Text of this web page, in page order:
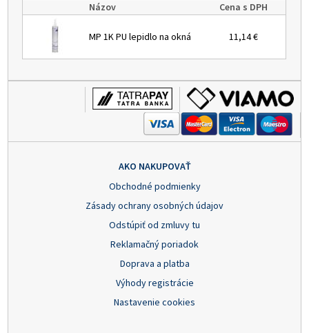
Názov Cena s DPH
MP 1K PU lepidlo na okná 11,14 €
AKO NAKUPOVAŤ
Obchodné podmienky
Zásady ochrany osobných údajov
Odstúpiť od zmluvy tu
Reklamačný poriadok
Doprava a platba
Výhody registrácie
Nastavenie cookies